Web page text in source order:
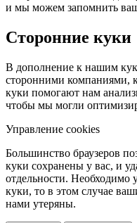
и мы можем запомнить
Сторонние куки
В дополнение к нашим
сторонними компаниями,
куки помогают нам
чтобы мы могли
Управление cookies
Большинство браузеров
куки сохранены у вас, и
отдельности. Необходимо
куки, то в этом случае
нами утеряны.